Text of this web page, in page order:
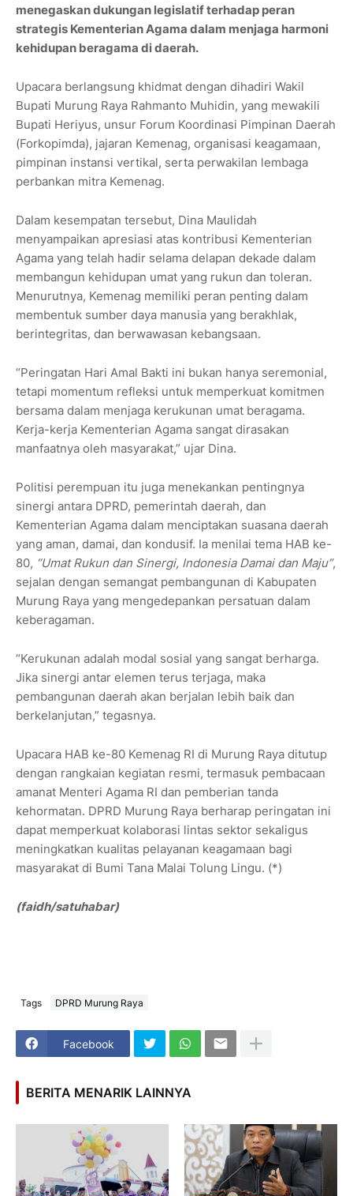
menegaskan dukungan legislatif terhadap peran
strategis Kementerian Agama dalam menjaga harmoni
kehidupan beragama di daerah.
Upacara berlangsung khidmat dengan dihadiri Wakil
Bupati Murung Raya Rahmanto Muhidin, yang mewakili
Bupati Heriyus, unsur Forum Koordinasi Pimpinan Daerah
(Forkopimda), jajaran Kemenag, organisasi keagamaan,
pimpinan instansi vertikal, serta perwakilan lembaga
perbankan mitra Kemenag.
Dalam kesempatan tersebut, Dina Maulidah
menyampaikan apresiasi atas kontribusi Kementerian
Agama yang telah hadir selama delapan dekade dalam
membangun kehidupan umat yang rukun dan toleran.
Menurutnya, Kemenag memiliki peran penting dalam
membentuk sumber daya manusia yang berakhlak,
berintegritas, dan berwawasan kebangsaan.
“Peringatan Hari Amal Bakti ini bukan hanya seremonial,
tetapi momentum refleksi untuk memperkuat komitmen
bersama dalam menjaga kerukunan umat beragama.
Kerja-kerja Kementerian Agama sangat dirasakan
manfaatnya oleh masyarakat,” ujar Dina.
Politisi perempuan itu juga menekankan pentingnya
sinergi antara DPRD, pemerintah daerah, dan
Kementerian Agama dalam menciptakan suasana daerah
yang aman, damai, dan kondusif. Ia menilai tema HAB ke-
80, “Umat Rukun dan Sinergi, Indonesia Damai dan Maju”,
sejalan dengan semangat pembangunan di Kabupaten
Murung Raya yang mengedepankan persatuan dalam
keberagaman.
“Kerukunan adalah modal sosial yang sangat berharga.
Jika sinergi antar elemen terus terjaga, maka
pembangunan daerah akan berjalan lebih baik dan
berkelanjutan,” tegasnya.
Upacara HAB ke-80 Kemenag RI di Murung Raya ditutup
dengan rangkaian kegiatan resmi, termasuk pembacaan
amanat Menteri Agama RI dan pemberian tanda
kehormatan. DPRD Murung Raya berharap peringatan ini
dapat memperkuat kolaborasi lintas sektor sekaligus
meningkatkan kualitas pelayanan keagamaan bagi
masyarakat di Bumi Tana Malai Tolung Lingu. (*)
(faidh/satuhabar)
Tags DPRD Murung Raya
Facebook
BERITA MENARIK LAINNYA